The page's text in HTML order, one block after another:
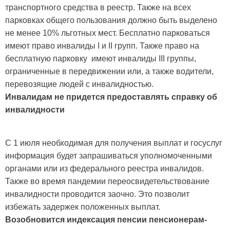
транспортного средства в реестр. Также на всех
парковках общего пользования должно быть выделено
не менее 10% льготных мест. Бесплатно парковаться
имеют право инвалиды I и II групп. Также право на
бесплатную парковку имеют инвалиды III группы,
ограниченные в передвижении или, а также водители,
перевозящие людей с инвалидностью.
Инвалидам не придется предоставлять справку об
инвалидности
С 1 июля необходимая для получения выплат и госуслуг
информация будет запрашиваться уполномоченными
органами или из федерального реестра инвалидов.
Также во время пандемии переосвидетельствование
инвалидности проводится заочно. Это позволит
избежать задержек положенных выплат.
Возобновится индексация пенсии пенсионерам-